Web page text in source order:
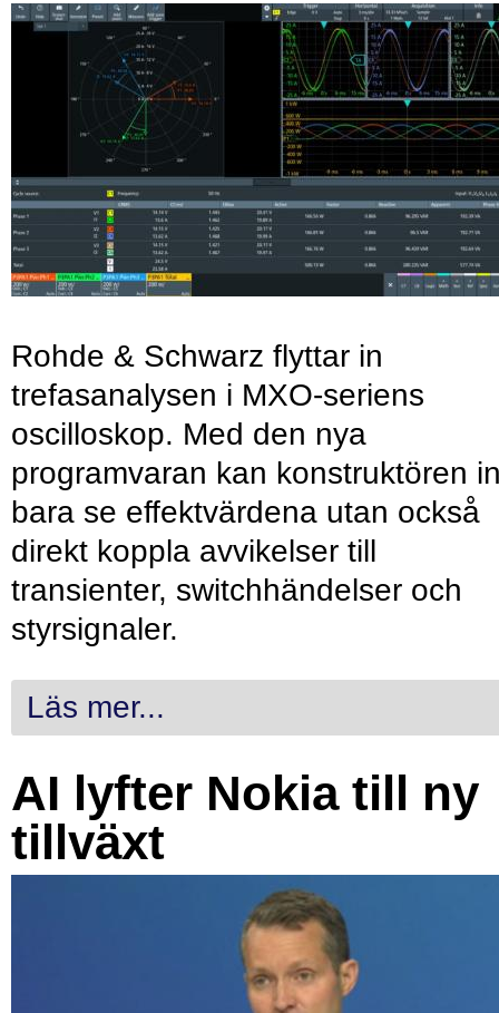
Rohde & Schwarz flyttar in
trefasanalysen i MXO-seriens
oscilloskop. Med den nya
programvaran kan konstruktören
bara se effektvärdena utan också
direkt koppla avvikelser till
transienter, switchhändelser och
styrsignaler.
Läs mer...
AI lyfter Nokia till ny
tillväxt